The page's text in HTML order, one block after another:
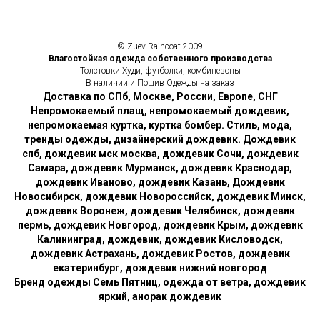
© Zuev Raincoat 2009
Влагостойкая одежда собственного производства
Толстовки Худи, футболки, комбинезоны
В наличии и Пошив Одежды на заказ
Доставка по СПб, Москве, России, Европе, СНГ
Непромокаемый плащ, непромокаемый дождевик,
непромокаемая куртка, куртка бомбер. Стиль, мода,
тренды одежды, дизайнерский дождевик. Дождевик
спб, дождевик мск москва, дождевик Сочи, дождевик
Самара, дождевик Мурманск, дождевик Краснодар,
дождевик Иваново, дождевик Казань, Дождевик
Новосибирск, дождевик Новороссийск, дождевик Минск,
дождевик Воронеж, дождевик Челябинск, дождевик
пермь, дождевик Новгород, дождевик Крым, дождевик
Калининград, дождевик, дождевик Кисловодск,
дождевик Астрахань, дождевик Ростов, дождевик
екатеринбург, дождевик нижний новгород
Бренд одежды Семь Пятниц, одежда от ветра, дождевик
яркий, анорак дождевик